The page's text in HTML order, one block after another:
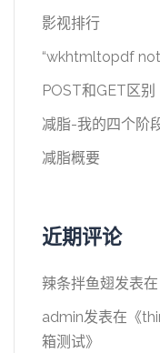
影视排行
“wkhtmltopdf
POST和GET区别
减脂-我的四个阶
减脂概要
近期评论
辣条拌鱼翅发表
admin发表在《
箱测试》